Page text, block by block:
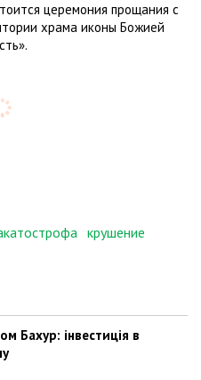
церемония прощания с
храма иконы Божией
крушение
Бахур: інвестиція в